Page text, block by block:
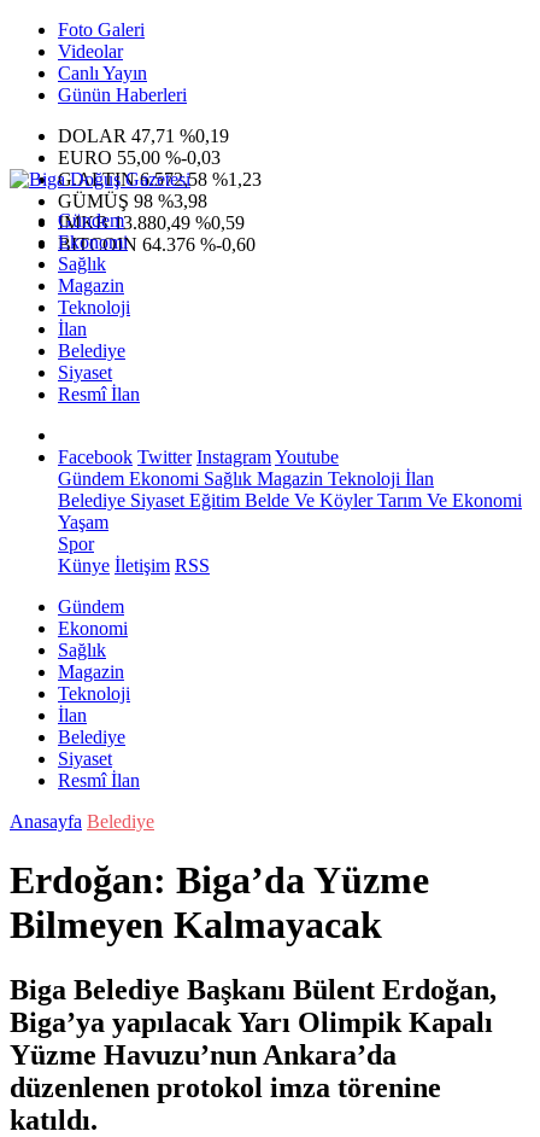
Foto Galeri
Videolar
Canlı Yayın
Günün Haberleri
DOLAR 47,71 %0,19
EURO 55,00 %-0,03
G.ALTIN6.572,58 %1,23
GÜMÜŞ 98 %3,98
IMKB13.880,49 %0,59
BITCOIN 64.376 %-0,60
Gündem
Ekonomi
Sağlık
Magazin
Teknoloji
İlan
Belediye
Siyaset
Resmî İlan
Facebook Twitter InstagramYoutube
Gündem Ekonomi Sağlık Magazin Teknoloji İlan
Belediye Siyaset Eğitim Belde Ve KöylerTarım Ve Ekonomi
Yaşam
Spor
Künye İletişim RSS
Gündem
Ekonomi
Sağlık
Magazin
Teknoloji
İlan
Belediye
Siyaset
Resmî İlan
Anasayfa Belediye
Erdoğan: Biga’da Yüzme
Bilmeyen Kalmayacak
Biga Belediye Başkanı Bülent Erdoğan,
Biga’ya yapılacak Yarı Olimpik Kapalı
Yüzme Havuzu’nun Ankara’da
düzenlenen protokol imza törenine
katıldı.